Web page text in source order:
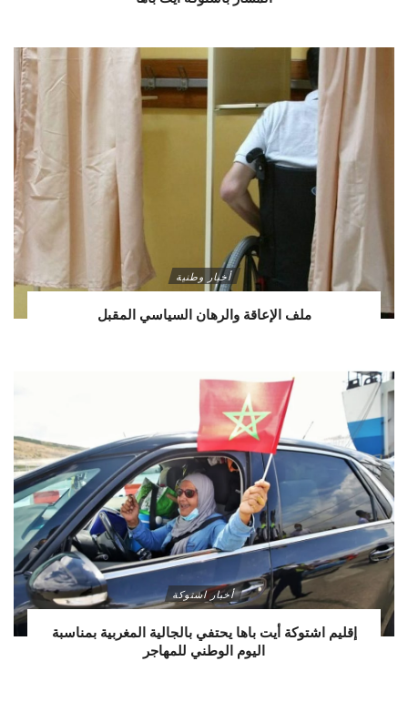
أخبار وطنية
ملف الإعاقة والرهان السياسي المقبل
أخبار اشتوكة
إقليم اشتوكة أيت باها يحتفي بالجالية المغربية بمناسبة
اليوم الوطني للمهاجر